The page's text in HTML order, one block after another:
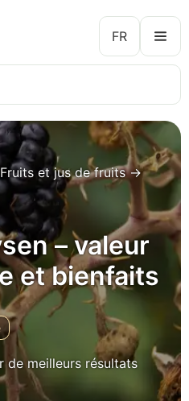
FR
Fruits et jus de fruits→
– valeur
et bienfaits
de meilleurs résultats